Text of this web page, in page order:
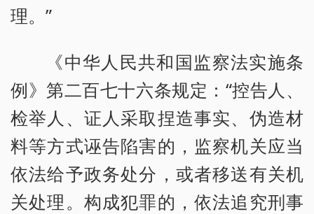
理。”
《中华人民共和国监察法实施条
例》第二百七十六条规定：“控告人、
检举人、证人采取捏造事实、伪造材
料等方式诬告陷害的，监察机关应当
依法给予政务处分，或者移送有关机
关处理。构成犯罪的，依法追究刑事